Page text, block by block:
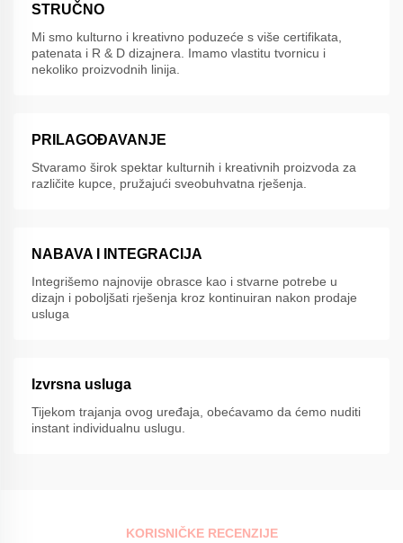
STRUČNO
Mi smo kulturno i kreativno poduzeće s više certifikata,
patenata i R & D dizajnera. Imamo vlastitu tvornicu i
nekoliko proizvodnih linija.
PRILAGOĐAVANJE
Stvaramo širok spektar kulturnih i kreativnih proizvoda za
različite kupce, pružajući sveobuhvatna rješenja.
NABAVA I INTEGRACIJA
Integrišemo najnovije obrasce kao i stvarne potrebe u
dizajn i poboljšati rješenja kroz kontinuiran nakon prodaje
usluga
Izvrsna usluga
Tijekom trajanja ovog uređaja, obećavamo da ćemo nuditi
instant individualnu uslugu.
KORISNIČKE RECENZIJE